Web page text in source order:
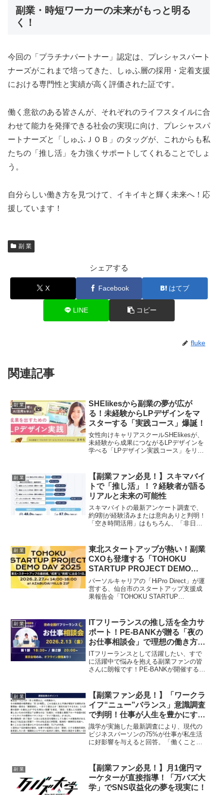
副業・時短ワーカーの未来がもっと明る
く！
今回の「プラチナパートナー」認定は、プレシャスパート
ナーズがこれまで培ってきた、しゅふ層の採用・定着支援
における専門性と実績が高く評価された証です。
働く意欲のある皆さんが、それぞれのライフスタイルに合
わせて能力を発揮できる社会の実現に向け、プレシャスパ
ートナーズと「しゅふＪＯＢ」のタッグが、これからも私
たちの「推し活」を力強くサポートしてくれることでしょ
う。
自分らしい働き方を見つけて、イキイキと輝く未来へ！応
援しています！
副 業
シェアする
X Facebook はてブ
LINE コピー
fluke
関連記事
副 業
SHElikesから副業の夢が広が
る！未経験からLPデザインをマ
スターする「実践コース」爆誕！
女性向けキャリアスクールSHElikesが、
未経験から成果につながるLPデザインを
学べる「LPデザイン実践コース」をリリ
ましょう！
副 業
【副業ファン必見！】スキマバイ
トで「推し活」！？経験者が語る
リアルと未来の可能性
スキマバイトの最新アンケート調査で、
約9割が経験済みまたは意向ありと判明！
「空き時間活用」はもちろん、「非日常
の魅力と未来の可能性に迫ります。
副 業
東北スタートアップが熱い！副業
CXOも登壇する「TOHOKU
STARTUP PROJECT DEMO
DAY 2025」で未来を掴もう！
パーソルキャリアの「HiPro Direct」が運
営する、仙台市のスタートアップ支援成
果報告会「TOHOKU STARTUP
ンス人材がスタートアップの事業成長に
伴走するリアルな声が聞けるこのイベン
トは、副業ファン必見です！
副 業
ITフリーランスの推し活を全力サ
ポート！PE-BANKが贈る「夜の
お仕事相談会」で理想の働き方を
手に入れよう！
ITフリーランスとして活躍したい、すで
に活躍中で悩みを抱える副業ファンの皆
さんに朗報です！PE-BANKが開催する
ラインと東京会場でのハイブリッド形
式。あなたのキャリア形成や案件選びの
悩みをプロに相談できるチャンスです。
この特別なイベントで、理想の働き方へ
の一歩を踏み出しましょう！
副 業
【副業ファン必見！】「ワークラ
イフ“ニュー”バランス」意識調査
で判明！仕事が人生を豊かにする
「原資」となる新時代が到来！
識学が実施した最新調査により、現代の
ビジネスパーソンの75%が仕事が私生活
に好影響を与えると回答。「働くことは
が浮き彫りになりました。副業を通じて
自己実現を目指す方々に、この調査結果
が示す希望と戦略を深掘りします。
副 業
【副業ファン必見！】月1億円マ
ーケターが直接指導！「万バズ大
学」でSNS収益化の夢を現実に！